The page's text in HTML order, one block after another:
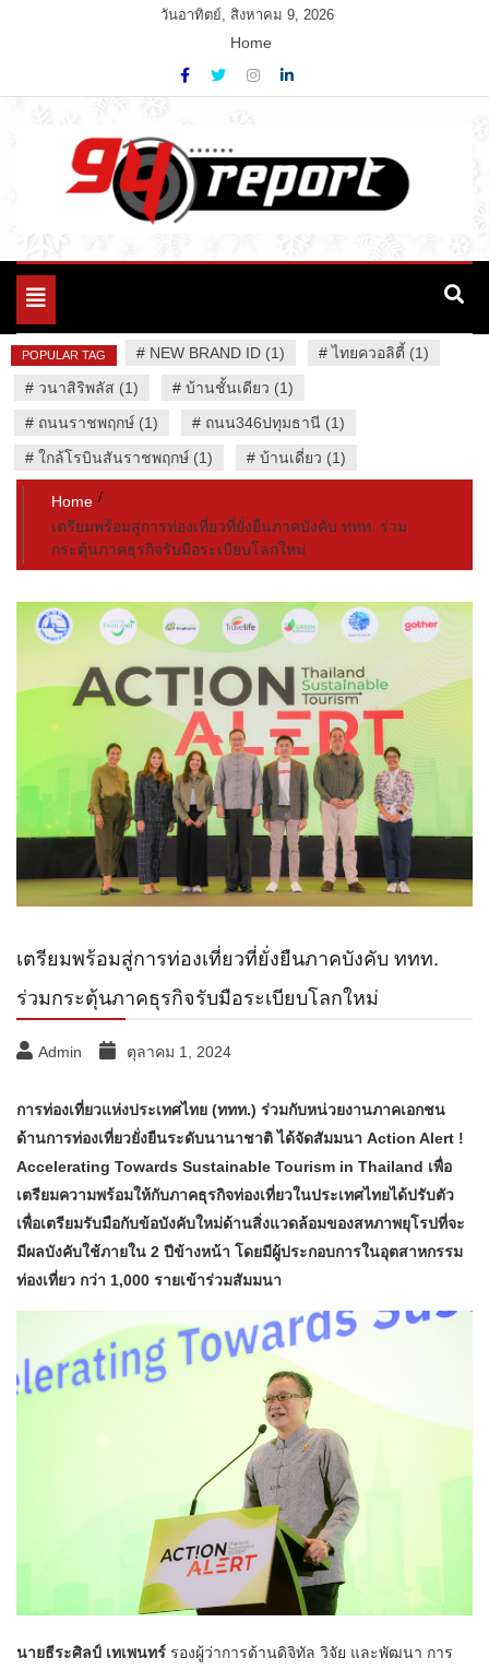
วันอาทิตย์, สิงหาคม 9, 2026
Home
94 Report.com
Variety News
Toggle
POPULAR TAG # NEW BRAND ID (1) #ไทยควอลิตี้ (1)
# วนาสิริพลัส (1) # บ้านชั้นเดียว (1)
# ถนนราชพฤกษ์ (1) # ถนน346ปทุมธานี (1)
# ใกล้โรบินสันราชพฤกษ์ (1) # บ้านเดี่ยว (1)
Home
เตรียมพร้อมสู่การท่องเที่ยวที่ยั่งยืนภาคบังคับ ททท. ร่วม
กระตุ้นภาคธุรกิจรับมือระเบียบโลกใหม่
เตรียมพร้อมสู่การท่องเที่ยวที่ยั่งยืนภาคบังคับ ททท.
ร่วมกระตุ้นภาคธุรกิจรับมือระเบียบโลกใหม่
Admin ตุลาคม 1, 2024
การท่องเที่ยวแห่งประเทศไทย (ททท.) ร่วมกับหน่วยงานภาคเอกชน
ด้านการท่องเที่ยวยั่งยืนระดับนานาชาติ ได้จัดสัมมนา Action Alert !
Accelerating Towards Sustainable Tourism in Thailand เพื่อ
เตรียมความพร้อมให้กับภาคธุรกิจท่องเที่ยวในประเทศไทยได้ปรับตัว
เพื่อเตรียมรับมือกับข้อบังคับใหม่ด้านสิ่งแวดล้อมของสหภาพยุโรปที่จะ
มีผลบังคับใช้ภายใน 2 ปีข้างหน้า โดยมีผู้ประกอบการในอุตสาหกรรม
ท่องเที่ยว กว่า 1,000 รายเข้าร่วมสัมมนา
นายธีระศิลป์ เทเพนทร์ รองผู้ว่าการด้านดิจิทัล วิจัย และพัฒนา การ